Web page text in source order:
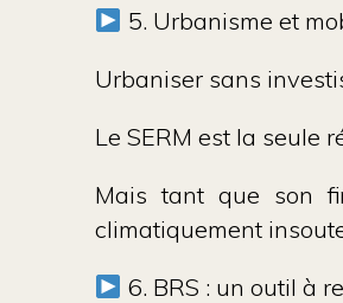
5. Urbanisme et
Urbaniser sans
Le SERM est la seule
Mais tant que son
climatiquement
6. BRS : un outil à